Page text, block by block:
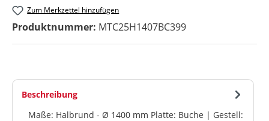
Zum Merkzettel hinzufügen
Produktnummer: MTC25H1407BC399
Beschreibung
Maße: Halbrund - Ø 1400 mm Platte: Buche | Gestell: